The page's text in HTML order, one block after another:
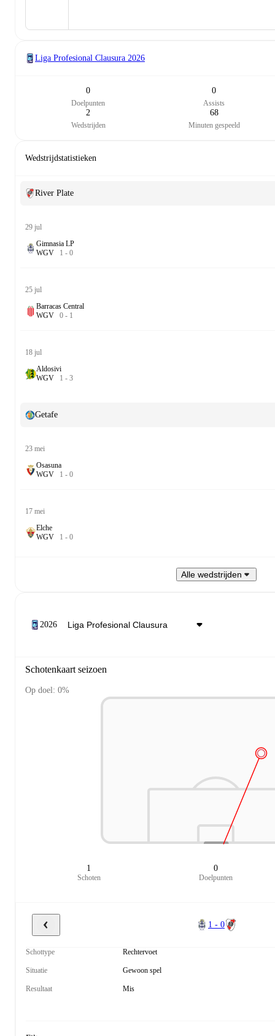
Liga Profesional Clausura 2026
0
Doelpunten
0
Assists
2
Wedstrijden
68
Minuten gespeeld
Wedstrijdstatistieken
River Plate
29 jul
Gimnasia LP
WGV 1 - 0
25 jul
Barracas Central
WGV 0 - 1
18 jul
Aldosivi
WGV 1 - 3
Getafe
23 mei
Osasuna
WGV 1 - 0
17 mei
Elche
WGV 1 - 0
Alle wedstrijden
2026
Schotenkaart seizoen
Op doel: 0%
1
Schoten
0
Doelpunten
1 - 0
Schottype Rechtervoet
Situatie Gewoon spel
Resultaat Mis